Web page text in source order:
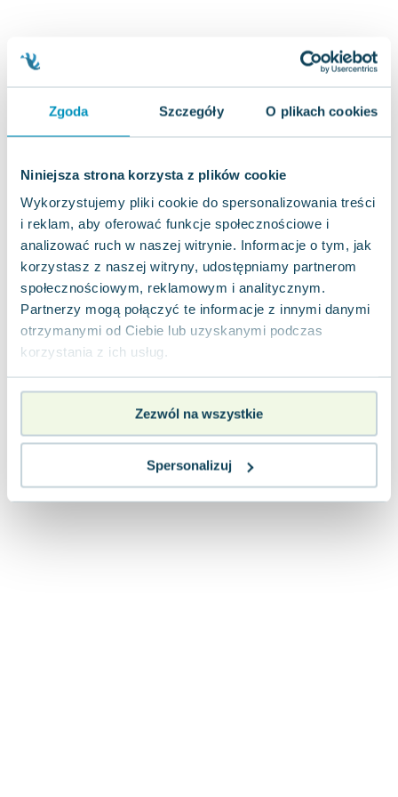
Zgoda Szczegóły O plikach cookies
Niniejsza strona korzysta z plików cookie
Wykorzystujemy pliki cookie do spersonalizowania treści
i reklam, aby oferować funkcje społecznościowe i
analizować ruch w naszej witrynie. Informacje o tym, jak
korzystasz z naszej witryny, udostępniamy partnerom
społecznościowym, reklamowym i analitycznym.
Partnerzy mogą połączyć te informacje z innymi danymi
otrzymanymi od Ciebie lub uzyskanymi podczas
korzystania z ich usług.
Zezwól na wszystkie
Spersonalizuj
Aleksander Puszkin
Małgorzata Ohme
Joanna Racewicz
Maria Seweryn
Janina Zającówna
Eric Helms
Anna Prus (oprac.)
Nela Mała Reporterka
Agnieszka Maciąg
Barbara Wrzesińska
Terry Pratchett
Virginia Woolf